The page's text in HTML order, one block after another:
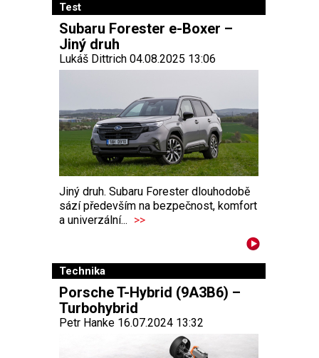
Test
Subaru Forester e-Boxer –
Jiný druh
Lukáš Dittrich 04.08.2025 13:06
Jiný druh. Subaru Forester dlouhodobě
sází především na bezpečnost, komfort
a univerzální... >>
Technika
Porsche T-Hybrid (9A3B6) –
Turbohybrid
Petr Hanke 16.07.2024 13:32